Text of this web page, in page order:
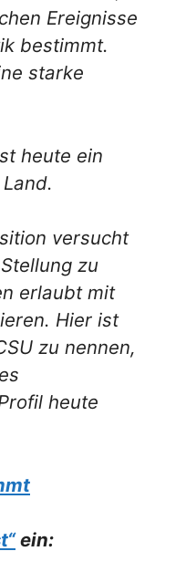
Ereignisse
bestimmt.
starke
heute ein
versucht
zu
erlaubt mit
Hier ist
zu nennen,
heute
ein: